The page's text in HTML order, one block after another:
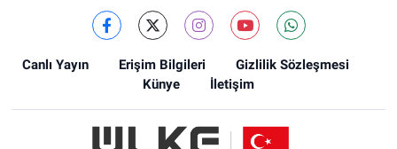
Canlı Yayın Erişim Bilgileri
Gizlilik Sözleşmesi
Künye
İletişim